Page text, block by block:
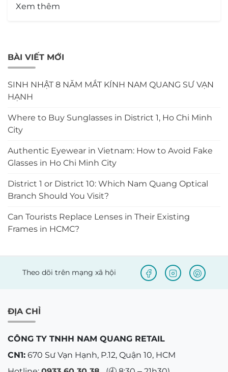
Xem thêm
BÀI VIẾT MỚI
SINH NHẬT 8 NĂM MẮT KÍNH NAM QUANG SƯ VẠN
HẠNH
Where to Buy Sunglasses in District 1, Ho Chi Minh
City
Authentic Eyewear in Vietnam: How to Avoid Fake
Glasses in Ho Chi Minh City
District 1 or District 10: Which Nam Quang Optical
Branch Should You Visit?
Can Tourists Replace Lenses in Their Existing
Frames in HCMC?
Theo dõi trên mạng xã hội
ĐỊA CHỈ
CÔNG TY TNHH NAM QUANG RETAIL
CN1: 670 Sư Vạn Hạnh, P.12, Quận 10, HCM